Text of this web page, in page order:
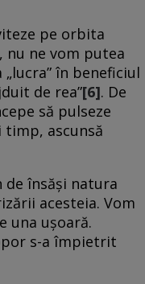
pe orbita
nu ne vom putea
în beneficiul
de rea”[6]. De
să pulseze
ascunsă
de însăși natura
acesteia. Vom
una ușoară.
s-a împietrit